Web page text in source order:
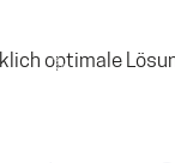
optimale